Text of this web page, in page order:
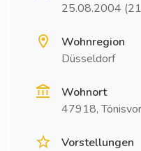
25.08.2004 (21
Wohnregion
Düsseldorf
Wohnort
47918,
Vorstellungen